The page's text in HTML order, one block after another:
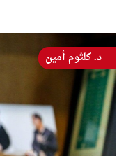
د. كلثوم أمين